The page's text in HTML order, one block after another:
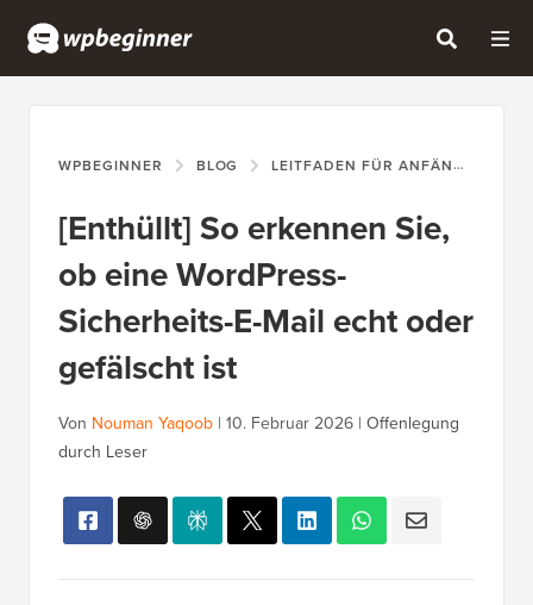
WPBEGINNER BLOG LEITFADEN FÜR ANFÄNGER
[Enthüllt] So erkennen Sie,
ob eine WordPress-
Sicherheits-E-Mail echt oder
gefälscht ist
Von Nouman Yaqoob | 10. Februar 2026 | Offenlegung
durch Leser